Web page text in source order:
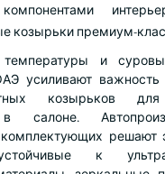
козырьки премиум-
и
усиливают важность
козырьков
салоне.
решают
к